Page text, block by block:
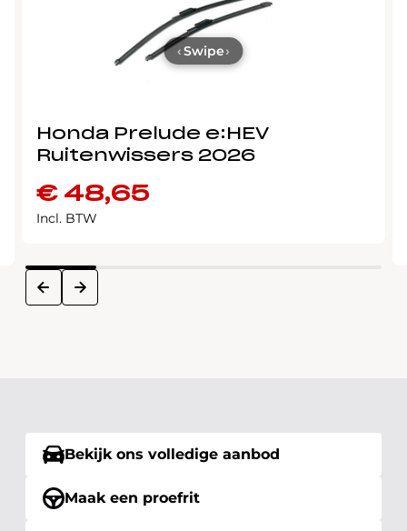
Honda Prelude e:HEV
Ruitenwissers 2026
€48,65
Incl. BTW
prev next
‹ Swipe ›
Bekijk ons volledige aanbod
Maak een proefrit